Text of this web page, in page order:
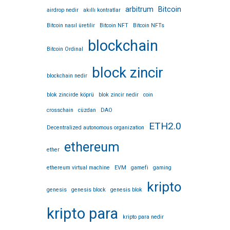
airdrop nedir akıllı kontratlar arbitrum Bitcoin
Bitcoin nasıl üretilir Bitcoin NFT Bitcoin NFTs
Bitcoin Ordinal blockchain
blockchain nedir block zincir
blok zincirde köprü blok zincir nedir coin
crosschain cüzdan DAO
Decentralized autonomous organization ETH2.0
ether ethereum
ethereum virtual machine EVM gamefi gaming
genesis genesis block genesis blok kripto
kripto para kripto para nedir